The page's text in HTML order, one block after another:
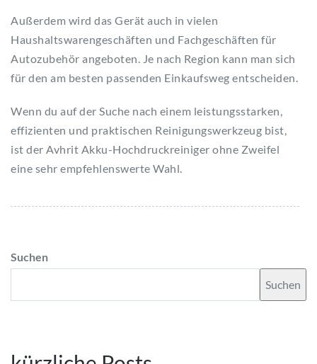
Außerdem wird das Gerät auch in vielen
Haushaltswarengeschäften und Fachgeschäften für
Autozubehör angeboten. Je nach Region kann man sich
für den am besten passenden Einkaufsweg entscheiden.
Wenn du auf der Suche nach einem leistungsstarken,
effizienten und praktischen Reinigungswerkzeug bist,
ist der Avhrit Akku-Hochdruckreiniger ohne Zweifel
eine sehr empfehlenswerte Wahl.
Suchen
Suchen